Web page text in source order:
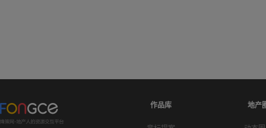
作品库 地产